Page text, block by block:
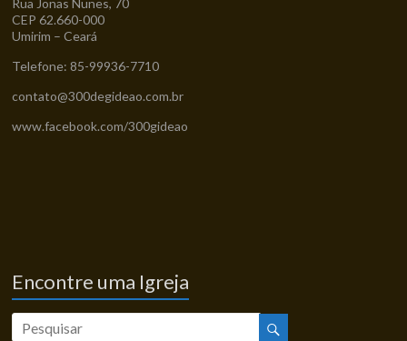
Rua Jonas Nunes, 70
CEP 62.660-000
Umirim – Ceará
Telefone: 85-99936-7710
contato@300degideao.com.br
www.facebook.com/300gideao
Encontre uma Igreja